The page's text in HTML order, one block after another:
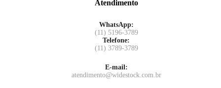
Atendimento
WhatsApp:
(11) 5196-3789
Telefone:
(11) 3789-3789
E-mail:
atendimento@widestock.com.br